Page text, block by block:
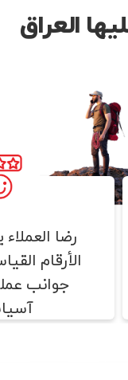
العراق
رضا
الأرقام
جوانب